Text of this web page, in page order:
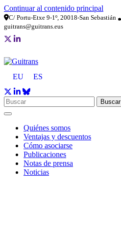
Continuar al contenido principal
C/ Portu-Etxe 9-1º, 20018-San Sebastián
guitrans@guitrans.eus
EU ES
Buscar
Quiénes somos
Ventajas y descuentos
Cómo asociarse
Publicaciones
Notas de prensa
Noticias